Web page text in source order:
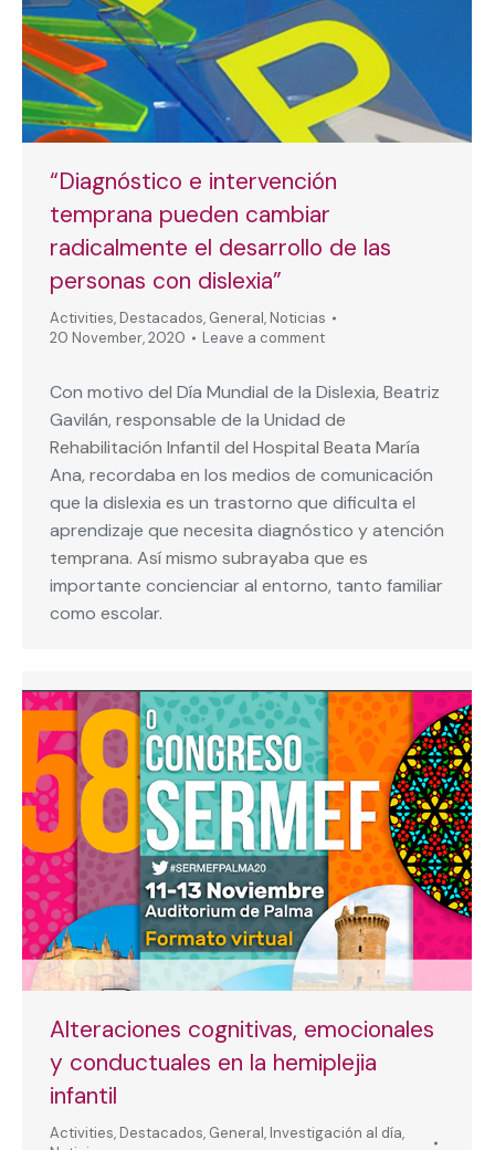
“Diagnóstico e intervención
temprana pueden cambiar
radicalmente el desarrollo de las
personas con dislexia”
Activities, Destacados, General, Noticias
20 November, 2020
Leave a comment
Con motivo del Día Mundial de la Dislexia, Beatriz
Gavilán, responsable de la Unidad de
Rehabilitación Infantil del Hospital Beata María
Ana, recordaba en los medios de comunicación
que la dislexia es un trastorno que dificulta el
aprendizaje que necesita diagnóstico y atención
temprana. Así mismo subrayaba que es
importante concienciar al entorno, tanto familiar
como escolar.
Alteraciones cognitivas, emocionales
y conductuales en la hemiplejia
infantil
Activities, Destacados, General, Investigación al día,